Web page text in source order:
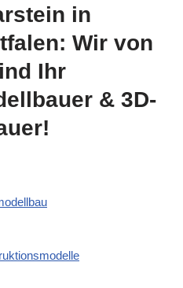
in
Wir von
Ihr
& 3D-